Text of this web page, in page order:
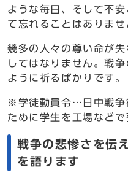
ような毎日、そして不
て忘れることはありませ
幾多の人々の尊い命が
してはなりません。戦
ように祈るばかりです。
※学徒動員令…日中戦争
ために学生を工場など
戦争の悲惨さを伝
を語ります